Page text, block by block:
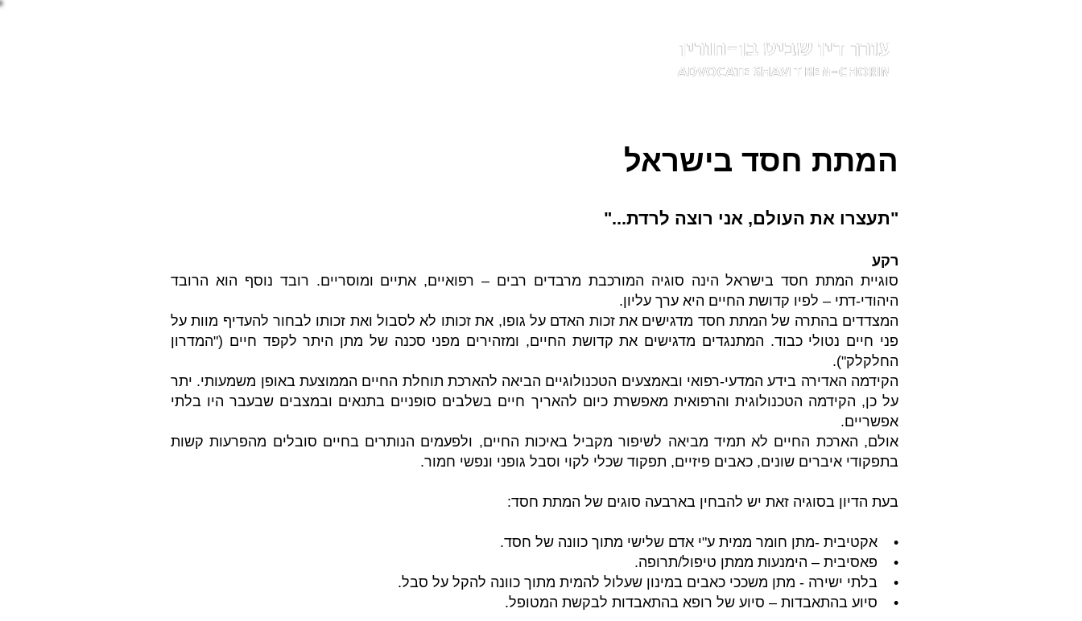
המתת חסד בישראל
"תעצרו את העולם, אני רוצה לרדת..."
רקע
סוגיית המתת חסד בישראל הינה סוגיה המורכבת מרבדים רבים – רפואיים, אתיים ומוסריים. רובד נוסף הוא הרובד
היהודי-דתי – לפיו קדושת החיים היא ערך עליון.
המצדדים בהתרה של המתת חסד מדגישים את זכות האדם על גופו, את זכותו לא לסבול ואת זכותו לבחור להעדיף מוות על
פני חיים נטולי כבוד. המתנגדים מדגישים את קדושת החיים, ומזהירים מפני סכנה של מתן היתר לקפד חיים ("המדרון
החלקלק").
הקידמה האדירה בידע המדעי-רפואי ובאמצעים הטכנולוגיים הביאה להארכת תוחלת החיים הממוצעת באופן משמעותי. יתר
על כן, הקידמה הטכנולוגית והרפואית מאפשרת כיום להאריך חיים בשלבים סופניים בתנאים ובמצבים שבעבר היו בלתי
אפשריים.
אולם, הארכת החיים לא תמיד מביאה לשיפור מקביל באיכות החיים, ולפעמים הנותרים בחיים סובלים מהפרעות קשות
בתפקודי איברים שונים, כאבים פיזיים, תפקוד שכלי לקוי וסבל גופני ונפשי חמור.
בעת הדיון בסוגיה זאת יש להבחין בארבעה סוגים של המתת חסד:
• אקטיבית -מתן חומר ממית ע"י אדם שלישי מתוך כוונה של חסד.
• פאסיבית – הימנעות ממתן טיפול/תרופה.
• בלתי ישירה - מתן משככי כאבים במינון שעלול להמית מתוך כוונה להקל על סבל.
• סיוע בהתאבדות – סיוע של רופא בהתאבדות לבקשת המטופל.